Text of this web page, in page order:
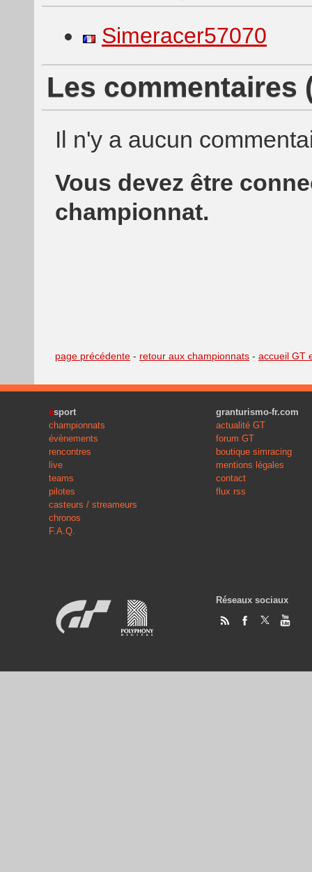
Simeracer57070
Les commentaires
Il n'y a aucun
Vous devez être
championnat.
page précédente - retour aux championnats - accueil GT
esport
championnats
évènements
rencontres
live
teams
pilotes
casteurs / streameurs
chronos
F.A.Q.
granturismo-fr.com
actualité GT
forum GT
boutique simracing
mentions légales
contact
flux rss
Réseaux sociaux